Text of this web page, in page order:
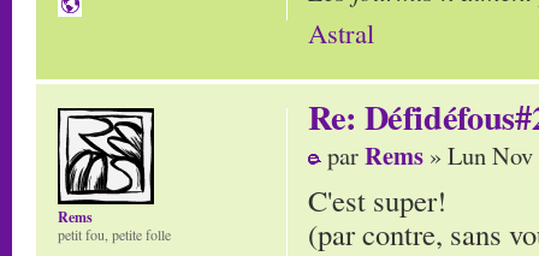
Astral
Re:
parRems » Lun
C'est super!
(par contre, sans
Rems
petit fou, petite folle